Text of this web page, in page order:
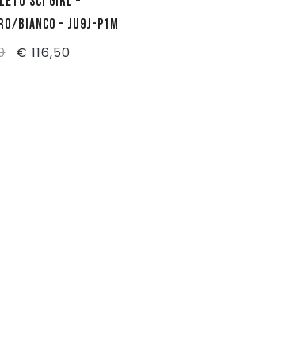
BIANCO – JU9J-P1M
Il
€ 116,50Il